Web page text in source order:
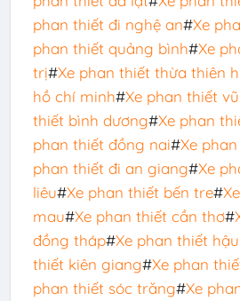
phan thiết đi nghệ an#Xe
phan thiết quảng bình#Xe
trị#Xe phan thiết thừa thiên
hồ chí minh#Xe phan thiết
thiết bình dương#Xe phan
phan thiết đồng nai#Xe
phan thiết đi an giang#Xe
liêu#Xe phan thiết bến tre#
mau#Xe phan thiết cần thơ#
đồng tháp#Xe phan thiết
thiết kiên giang#Xe phan
phan thiết sóc trăng#Xe